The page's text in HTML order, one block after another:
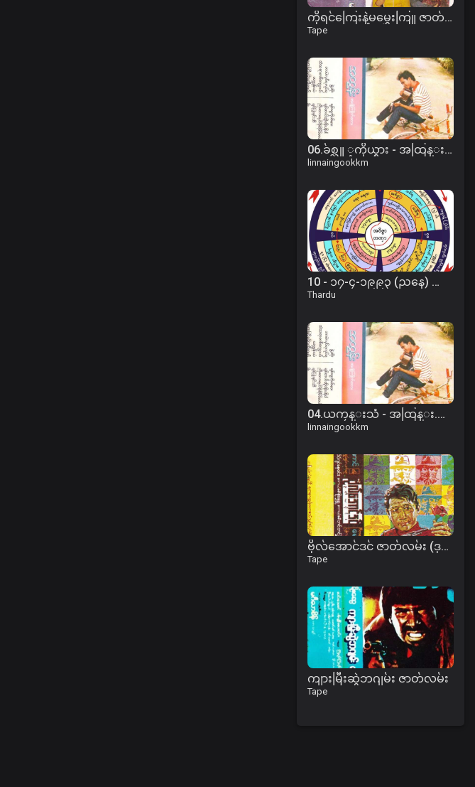
ကိုရင်ကြေးနဲ့မမွှေးကြူ ဇာတ်လမ်း
Tape
06.ခ်စ္သူ ့ကိုယ္စား - အထြန္း.mp3
linnaingookkm
10 - ၁၇-၄-၁၉၉၃ (ညနေ) တေဝိဇ္ဇသုတ်
Thardu
04.ယကၠန္းသံ - အထြန္း.mp3
linnaingookkm
ဗိုလ်အောင်ဒင် ဇာတ်လမ်း (ဒုတိယအခွေ)
Tape
ကျားမြီးဆွဲဘဂျမ်း ဇာတ်လမ်း
Tape